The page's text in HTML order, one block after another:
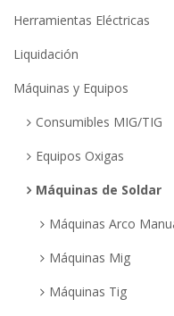
Herramientas Eléctricas
Liquidación
Máquinas y Equipos
Consumibles MIG/TIG
Equipos Oxigas
Máquinas de Soldar
Máquinas Arco
Máquinas Mig
Máquinas Tig